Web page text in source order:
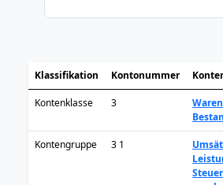
Klassifikation Kontonummer
Kontenklasse 3
Kontengruppe 3 1